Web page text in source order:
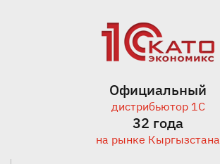
Официальный
дистрибьютор 1С
32 года
на рынке Кыргызстана